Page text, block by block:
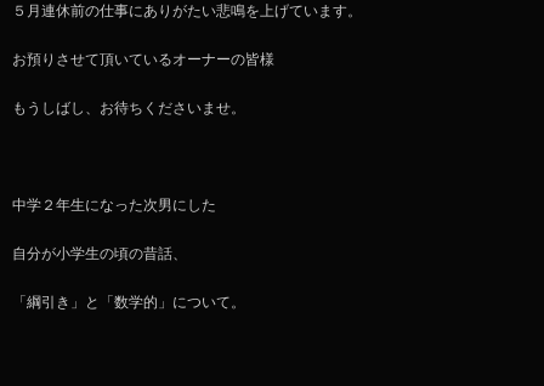
５月連休前の仕事にありがたい悲鳴を上げています。
お預りさせて頂いているオーナーの皆様
もうしばし、お待ちくださいませ。
中学２年生になった次男にした
自分が小学生の頃の昔話、
「綱引き」と「数学的」について。